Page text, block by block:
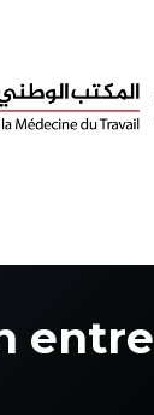
entre